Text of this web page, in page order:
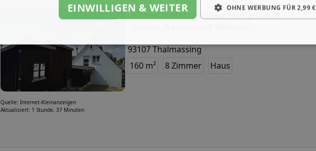
Älteres Einfamilienhaus mit großem
93107 Thalmassing
160 m²
8 Zimmer Haus
Quelle: Internet-Kleinanzeigen
Aktualisiert: 1 Stunde, 37 Minuten
EINWILLIGEN & WEITER OHNE WERBUNG FÜR 2,99 €